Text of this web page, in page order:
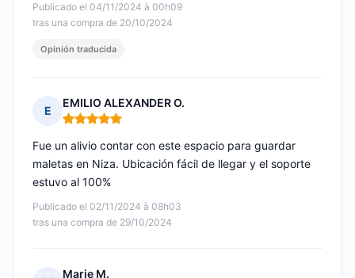
Publicado el 04/11/2024 à 00h09
tras una compra de 20/10/2024
Opinión traducida
E
EMILIO ALEXANDER O.
Nota: 5 de 5
Publicado el 02/11/2024 à 08h03
tras una compra de 29/10/2024
Fue un alivio contar con este espacio para guardar
maletas en Niza. Ubicación fácil de llegar y el soporte
estuvo al 100%
Marie M.